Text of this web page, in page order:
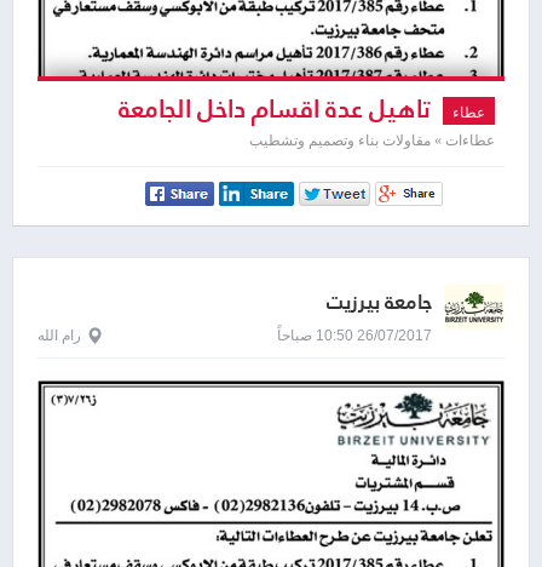
عطاء تاهيل عدة اقسام داخل الجامعة
عطاءات » مقاولات بناء وتصميم وتشطيب
جامعة بيرزيت
26/07/2017 10:50 صباحاً رام الله